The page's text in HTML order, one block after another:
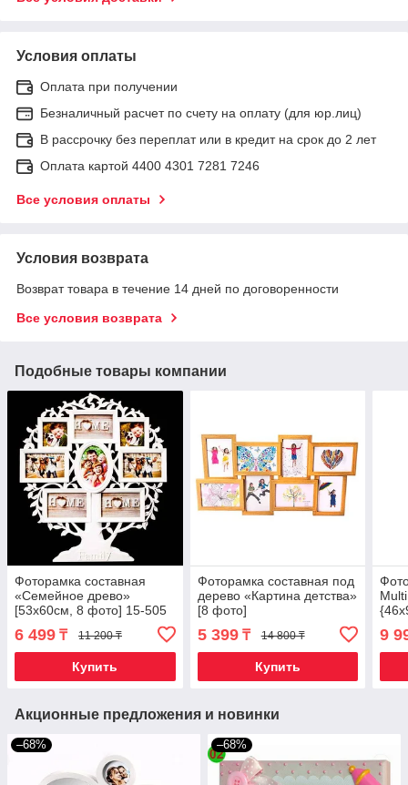
Условия оплаты
Оплата при получении
Безналичный расчет по счету на оплату (для юр.лиц)
В рассрочку без переплат или в кредит на срок до 2 лет
Оплата картой 4400 4301 7281 7246
Все условия оплаты
Условия возврата
Возврат товара в течение 14 дней по договоренности
Все условия возврата
Подобные товары компании
Фоторамка составная
«Семейное древо»
[53х60см, 8 фото] 15-505
(Белый)
6 499 ₸ 11 200 ₸
Купить
Фоторамка составная под
дерево «Картина детства»
[8 фото]
5 399₸ 14 800 ₸
Купить
9
Акционные предложения и новинки
–68% –68%